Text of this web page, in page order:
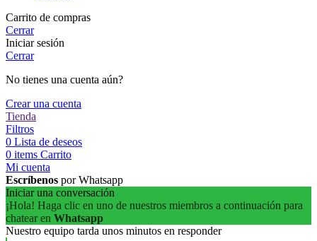
Carrito de compras
Cerrar
Iniciar sesión
Cerrar
No tienes una cuenta aún?
Crear una cuenta
Tienda
Filtros
0 Lista de deseos
0 items Carrito
Mi cuenta
Escríbenos por Whatsapp
Iniciar una conversación
¡Hola! Haga clic en uno de nuestros miembros a continuación para
chatear en Whatsapp
Nuestro equipo tarda unos minutos en responder